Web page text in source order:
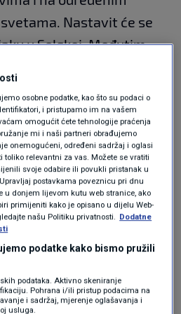
Nastavit će se
u Selskoj. Međutim,
moraju
više nema prostora za
prometni stručnjakŽeljko
sadašnju gradsku vlast
koje je zatekla. Ipak,
moraju provoditi brže i
osobne podatke, kao što su podaci o
i pristupamo im na vašem
omogućit ćete tehnologije praćenja
mi i naši partneri obrađujemo
onemogućeni, određeni sadržaj i oglasi
relevantni za vas. Možete se vratiti
svoje odabire ili povukli pristanak u
postavkama poveznicu pri dnu
u donjem lijevom kutu web stranice, ako
primijeniti kako je opisano u dijelu Web-
našu Politiku privatnosti. Dodatne
podatke kako bismo pružili
podataka. Aktivno skeniranje
Pohrana i/ili pristup podacima na
i sadržaj, mjerenje oglašavanja i
usluga.